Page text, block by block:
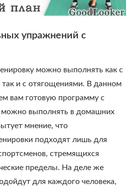
упражнений с
можно выполнять как с
и с отягощениями. В данном
вам готовую программу с
можно выполнять в домашних
мнение, что
подходят лишь для
стремящихся
пределы. На деле же
для каждого человека,